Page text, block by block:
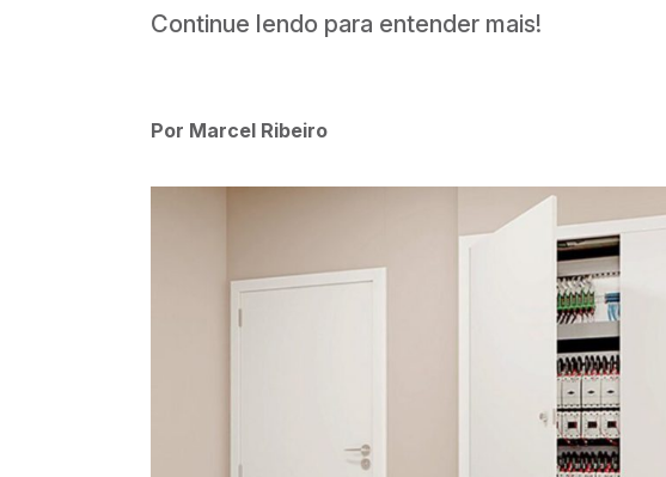
Continue lendo para entender mais!
Por Marcel Ribeiro